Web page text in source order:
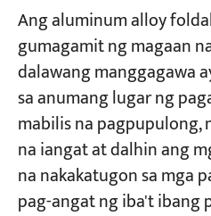
Ang aluminum alloy
gumagamit ng magaan
dalawang manggagawa
sa anumang lugar ng
mabilis na
na iangat at dalhin ang
na nakakatugon sa mga
pag-angat ng iba't ibang